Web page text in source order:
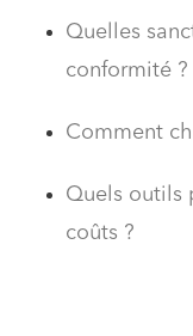
Quelles
conformité ?
Comment
Quels outils
coûts ?